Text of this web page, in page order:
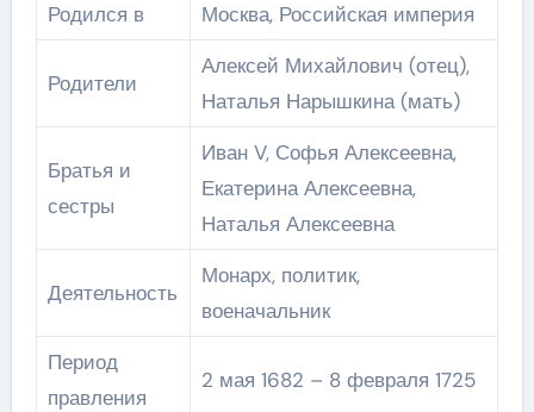
Родился в Москва, Российская империя
Родители
Алексей Михайлович (отец),
Наталья Нарышкина (мать)
Братья и
сестры
Иван V, Софья Алексеевна,
Екатерина Алексеевна,
Наталья Алексеевна
Деятельность
Монарх, политик,
военачальник
Период
правления
2 мая 1682 – 8 февраля 1725